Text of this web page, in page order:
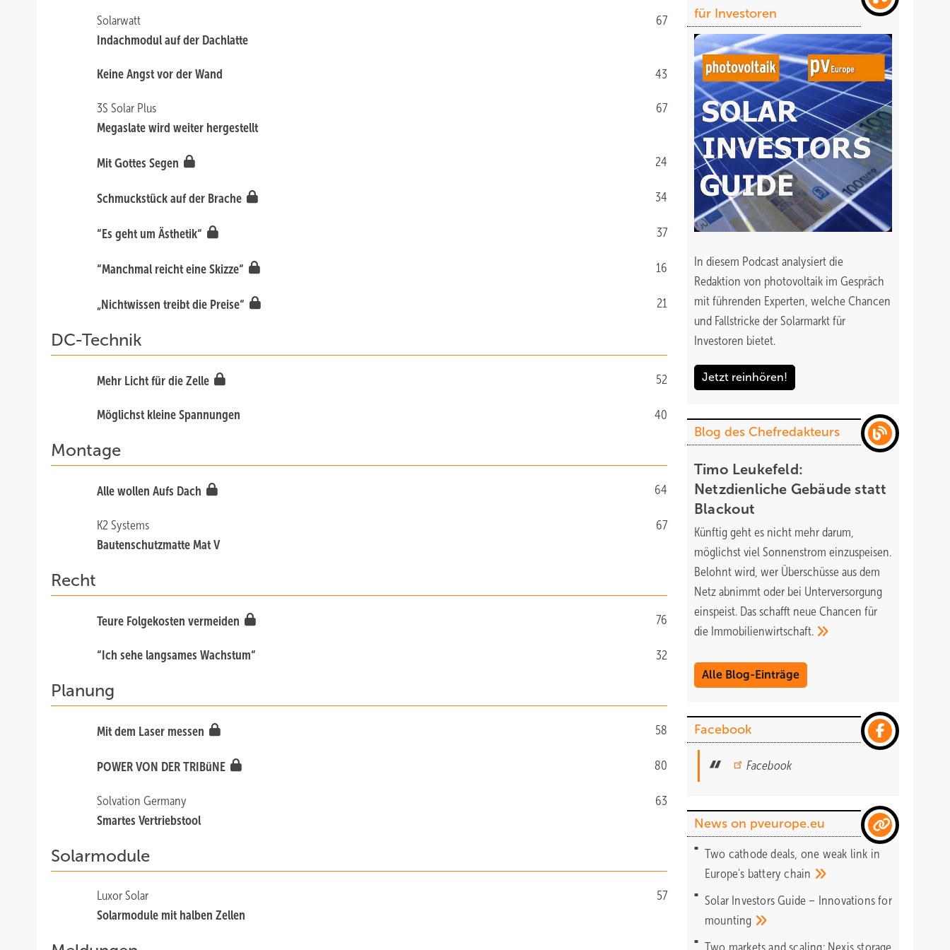
67
Solarwatt
Indachmodul auf der Dachlatte
43
Keine Angst vor der Wand
67
3S Solar Plus
Megaslate wird weiter hergestellt
24
Mit Gottes Segen
34
Schmuckstück auf der Brache
37
“Es geht um Ästhetik“
16
“Manchmal reicht eine Skizze“
21
„Nichtwissen treibt die Preise“
DC-Technik
52
Mehr Licht für die Zelle
40
Möglichst kleine Spannungen
Montage
64
Alle wollen Aufs Dach
67
K2 Systems
Bautenschutzmatte Mat V
Recht
76
Teure Folgekosten vermeiden
32
“Ich sehe langsames Wachstum“
Planung
58
Mit dem Laser messen
80
POWER VON DER TRIBüNE
63
Solvation Germany
Smartes Vertriebstool
Solarmodule
57
Luxor Solar
Solarmodule mit halben Zellen
für Investoren
In diesem Podcast analysiert die
Redaktion von photovoltaik im Gespräch
mit führenden Experten, welche Chancen
und Fallstricke der Solarmarkt für
Investoren bietet.
Jetzt reinhören!
Blog des Chefredakteurs
Timo Leukefeld:
Netzdienliche Gebäude statt
Blackout
Künftig geht es nicht mehr darum,
möglichst viel Sonnenstrom einzuspeisen.
Belohnt wird, wer Überschüsse aus dem
Netz abnimmt oder bei Unterversorgung
einspeist. Das schafft neue Chancen für
die Immobilienwirtschaft.
Alle Blog-Einträge
Facebook
Facebook
News on pveurope.eu
Two cathode deals, one weak link in
Europe's batterychain
Solar Investors Guide – Innovations for
mounting
Two markets and scaling: Nexis storage